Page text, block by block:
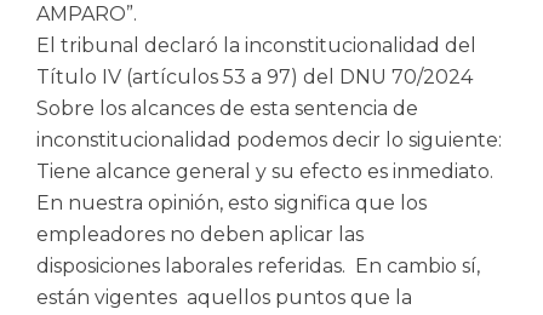
AMPARO”.
El tribunal declaró la inconstitucionalidad del
Título IV (artículos 53 a 97) del DNU 70/2024
Sobre los alcances de esta sentencia de
inconstitucionalidad podemos decir lo siguiente:
Tiene alcance general y su efecto es inmediato.
En nuestra opinión, esto significa que los
empleadores no deben aplicar las
disposiciones laborales referidas. En cambio sí,
están vigentes aquellos puntos que la